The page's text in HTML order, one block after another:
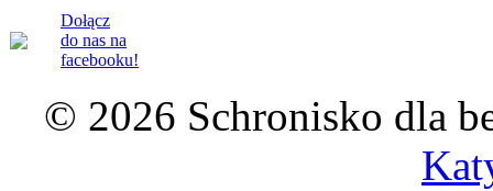
Dołącz
do nas na
facebooku!
© 2026 Schronisko dla